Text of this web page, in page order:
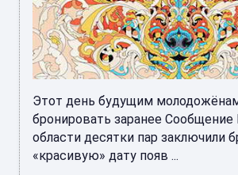
Этот день будущим
бронировать заранее
области десятки пар заключили
«красивую» дату появ ...